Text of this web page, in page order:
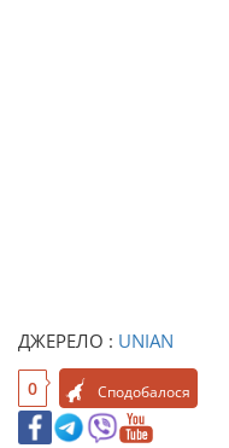
ДЖЕРЕЛО : UNIAN
0 Сподобалося